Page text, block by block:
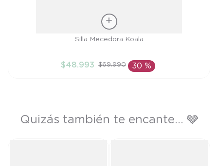
AÑADIR AL CARRITO
Silla Mecedora Koala
$48.993 $69.990 30 %
Quizás también te encante... 🩶